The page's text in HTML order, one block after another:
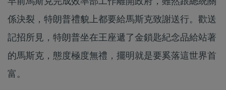
係決裂，特朗普禮貌上都要給馬斯克致謝送行。歡送
記招所見，特朗普坐在王座遞了金鎖匙紀念品給站著
的馬斯克，態度極度無禮，擺明就是要奚落這世界首
富。